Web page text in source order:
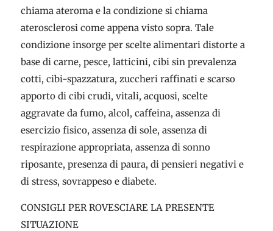
chiama ateroma e la condizione si chiama
aterosclerosi come appena visto sopra. Tale
condizione insorge per scelte alimentari distorte a
base di carne, pesce, latticini, cibi sin prevalenza
cotti, cibi-spazzatura, zuccheri raffinati e scarso
apporto di cibi crudi, vitali, acquosi, scelte
aggravate da fumo, alcol, caffeina, assenza di
esercizio fisico, assenza di sole, assenza di
respirazione appropriata, assenza di sonno
riposante, presenza di paura, di pensieri negativi e
di stress, sovrappeso e diabete.
CONSIGLI PER ROVESCIARE LA PRESENTE
SITUAZIONE